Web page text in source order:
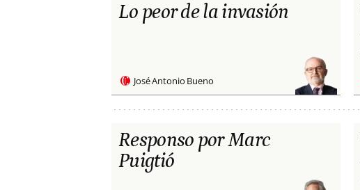
Lo peor de la invasión
José Antonio Bueno
Responso por Marc
Puigtió